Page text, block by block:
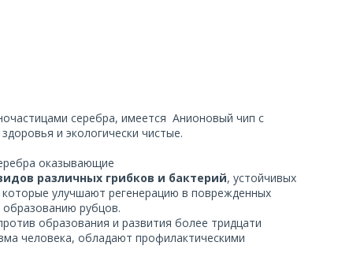
серебра, имеется Анионовый чип с
и экологически чистые.
оказывающие
различных грибков и бактерий, устойчивых
улучшают регенерацию в поврежденных
рубцов.
образования и развития более тридцати
человека, обладают профилактическими